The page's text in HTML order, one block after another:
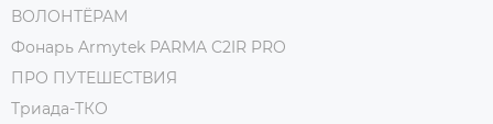
ВОЛОНТЁРАМ
Фонарь Armytek PARMA C2IR PRO
ПРО ПУТЕШЕСТВИЯ
Триада-ТКО